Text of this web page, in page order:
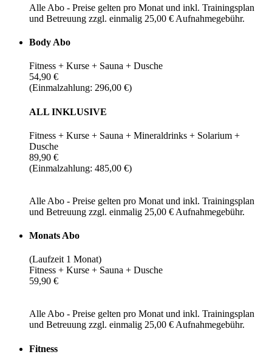
Alle Abo - Preise gelten pro Monat und inkl. Trainingsplan
und Betreuung zzgl. einmalig 25,00 € Aufnahmegebühr.
Body Abo
Fitness + Kurse + Sauna + Dusche
54,90 €
(Einmalzahlung: 296,00 €)
ALL INKLUSIVE
Fitness + Kurse + Sauna + Mineraldrinks + Solarium +
Dusche
89,90 €
(Einmalzahlung: 485,00 €)
Alle Abo - Preise gelten pro Monat und inkl. Trainingsplan
und Betreuung zzgl. einmalig 25,00 € Aufnahmegebühr.
Monats Abo
(Laufzeit 1 Monat)
Fitness + Kurse + Sauna + Dusche
59,90 €
Alle Abo - Preise gelten pro Monat und inkl. Trainingsplan
und Betreuung zzgl. einmalig 25,00 € Aufnahmegebühr.
Fitness